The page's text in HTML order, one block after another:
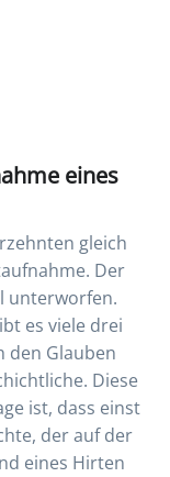
eines
gleich
Der
unterworfen.
es viele drei
den Glauben
Diese
ist, dass einst
der auf der
eines Hirten